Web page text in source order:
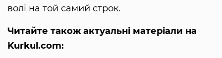
волі на той самий строк.
Читайте також актуальні матеріали на
Kurkul.com: